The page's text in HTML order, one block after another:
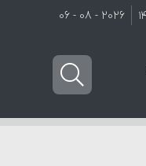
2026 - 08 - 06